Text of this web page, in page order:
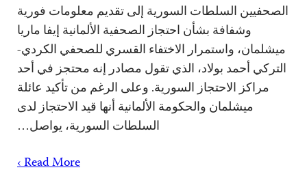
الصحفيين السلطات السورية إلى تقديم معلومات فورية
وشفافة بشأن احتجاز الصحفية الألمانية إيفا ماريا
ميشلمان، واستمرار الاختفاء القسري للصحفي الكردي-
التركي أحمد بولاد، الذي تقول مصادر إنه محتجز في أحد
مراكز الاحتجاز السورية. وعلى الرغم من تأكيد عائلة
ميشلمان والحكومة الألمانية أنها قيد الاحتجاز لدى
السلطات السورية، يواصل…
Read More ›